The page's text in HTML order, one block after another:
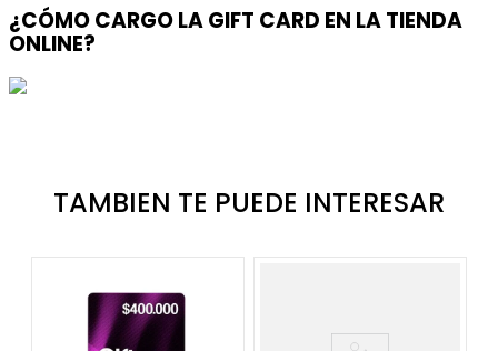
¿CÓMO CARGO LA GIFT CARD EN LA TIENDA
ONLINE?
TAMBIEN TE PUEDE INTERESAR